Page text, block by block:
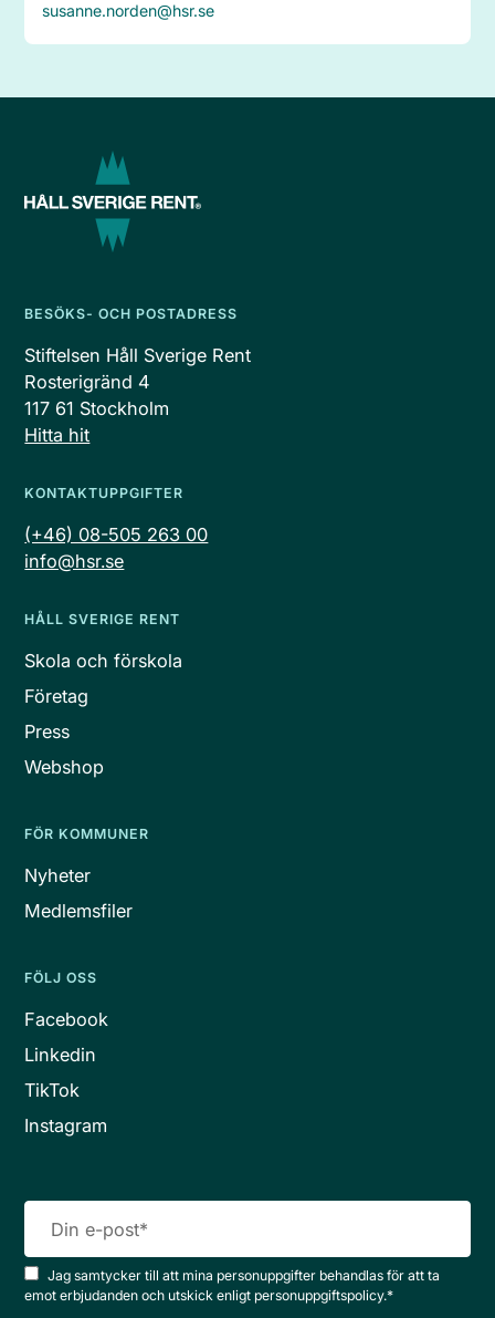
susanne.norden@hsr.se
BESÖKS- OCH POSTADRESS
Stiftelsen Håll Sverige Rent
Rosterigränd 4
117 61 Stockholm
Hitta hit
KONTAKTUPPGIFTER
(+46) 08-505 263 00
info@hsr.se
HÅLL SVERIGE RENT
Skola och förskola
Företag
Press
Webshop
FÖR KOMMUNER
Nyheter
Medlemsfiler
FÖLJ OSS
Facebook
Linkedin
TikTok
Instagram
Jag samtycker till att mina personuppgifter behandlas för att ta
emot erbjudanden och utskick enligt personuppgiftspolicy.*